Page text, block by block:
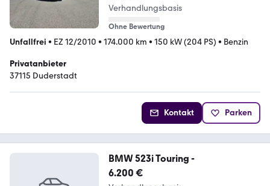
Verhandlungsbasis
Ohne Bewertung
Unfallfrei • EZ 12/2010 • 174.000 km • 150 kW (204 PS) • Benzin
Privatanbieter
37115 Duderstadt
Kontakt Parken
BMW 523i Touring -
6.200 €